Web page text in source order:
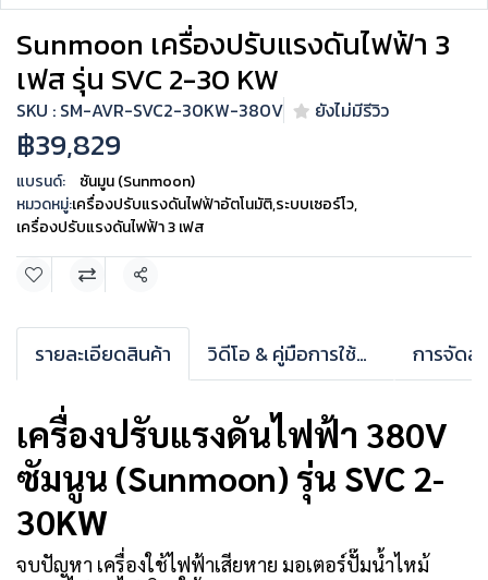
Sunmoon เครื่องปรับแรงดันไฟฟ้า 3
เฟส รุ่น SVC 2-30 KW
SKU : SM-AVR-SVC2-30KW-380V ยังไม่มีรีวิว
฿39,829
แบรนด์:
ซันมูน (Sunmoon)
หมวดหมู่:เครื่องปรับแรงดันไฟฟ้าอัตโนมัติ,ระบบเซอร์โว,
เครื่องปรับแรงดันไฟฟ้า 3 เฟส
แชร์
รายละเอียดสินค้า วิดีโอ & คู่มือการใช้งาน การจัดส่
เครื่องปรับแรงดันไฟฟ้า 380V
ซัมนูน (Sunmoon) รุ่น SVC 2-
30KW
จบปัญหา เครื่องใช้ไฟฟ้าเสียหาย มอเตอร์ปั๊มน้ำไหม้